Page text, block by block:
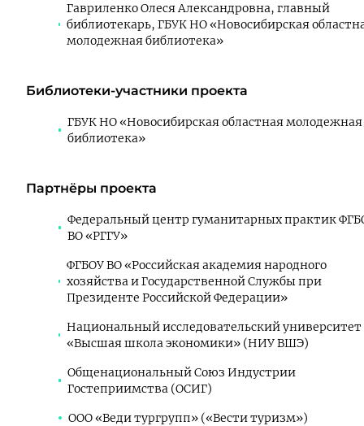
Гавриленко Олеся Александровна, главный
библиотекарь, ГБУК НО «Новосибирская
молодежная библиотека»
Библиотеки-участники проекта
ГБУК НО «Новосибирская областная молодежная
библиотека»
Партнёры проекта
Федеральный центр гуманитарных практик
ВО «РГГУ»
ФГБОУ ВО «Российская академия народного
хозяйства и Государственной Службы при
Президенте Российской Федерации»
Национальный исследовательский университет
«Высшая школа экономики» (НИУ ВШЭ)
Общенациональный Союз Индустрии
Гостеприимства (ОСИГ)
ООО «Веди тургрупп» («Вести туризм»)